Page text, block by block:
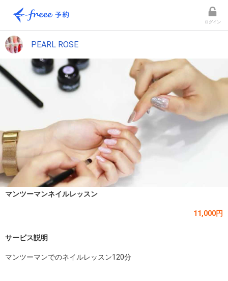
ログイン
PEARL ROSE
マンツーマンネイルレッスン
11,000円
サービス説明
マンツーマンでのネイルレッスン120分